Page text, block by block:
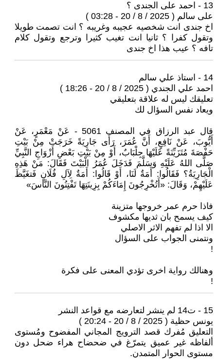
13 - احمد على الجندى ؟
على سالم ( 2025 / 8 / 20 - 03:28 )
اخ جندى انت شخصيه عجيبه وغريبه ؟ انت تصمت طويلا
وتقول كفرا ؟ ثانيا انت تغيب كثيرا وترجع وتقول كلام
تافه ؟ عيب هذا اخ جندى
14 - استاذ علي سالم
احمد علي الجندي ( 2025 / 8 / 20 - 18:26 )
تعليقك ليس له علاقة بتعليقي
ويعاد نفس السؤال لك
قال عبد الرزاق في المصنف 5061 - عَنْ مَعْمَرٍ، عَنْ
أَيُّوبَ، عَنْ نَافِعٍ، أَنَّ عُمَرَ، رَأَى جَارِيَةً خَرَجَتْ مِنْ بَيْتِ
حَفْصَةَ مُتَزَيِّنَةً عَلَيْهَا جِلْبَابٌ، أَوْ مِنْ بَيْتِ بَعْضِ أَزْوَاجِ النَّبِيِّ
صَلَّى اللهُ عَلَيْهِ وَسَلَّمَ فَدَخَلَ عُمَرُ الْبَيْتَ فَقَالَ: مَنْ هَذِهِ
الْجَارِيَةُ؟ فَقَالُوا: أَمَةٌ لَنَا، أَوْ قَالُوا: أَمَةٌ لِآلِ فُلَانٍ فَتغَيَّظَ
عَلَيْهِمْ، وَقَالَ: «أَتُخْرِجُونَ إِمَاءَكُمْ بِزِينَتِهَا تَفْتِنُونَ النَّاسَ»
فاذا حرم عمر خروجها متزينة
كيف يسمح بان ثديها مكشوف
الا اذا لم تفهم الاثر الاصلي
ونتمنى الجواب على السؤال
!
وهنالك رواية اخرى تؤدي المعنى على فكرة
!
15 - ت14 لم ينشر لتعارضه مع قواعد النشر
يونس حظية ( 2025 / 8 / 20 - 20:24 )
التعليق مُفرك قصد الترويج المجاني المفضوح ومُستوى
ألفاظه غير عميق يتمرّغ في ضحضاح هراء ضحل دون
مستوى الحوار المتمدن.